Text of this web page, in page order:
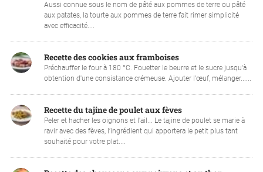
Aussi connue sous le nom de pâté aux pommes de terre ou pâté
aux patates, la tourte aux pommes de terre fait rimer simplicité
avec efficacité....
Recette des cookies aux framboises
Préchauffer le four à 180 °C. Fouetter le beurre et le sucre jusqu'à
obtention d'une consistance crémeuse. Ajouter l'œuf, mélanger......
Recette du tajine de poulet aux fèves
Peler et hacher les oignons et l'ail... Le tajine de poulet se marie à
ravir avec des fèves, l’ingrédient qui apportera le petit plus tant
souhaité pour votre plat....